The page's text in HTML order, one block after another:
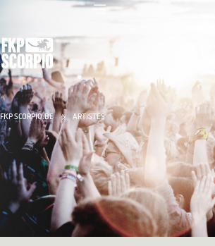
FKP SCORPIO.BE ARTISTES